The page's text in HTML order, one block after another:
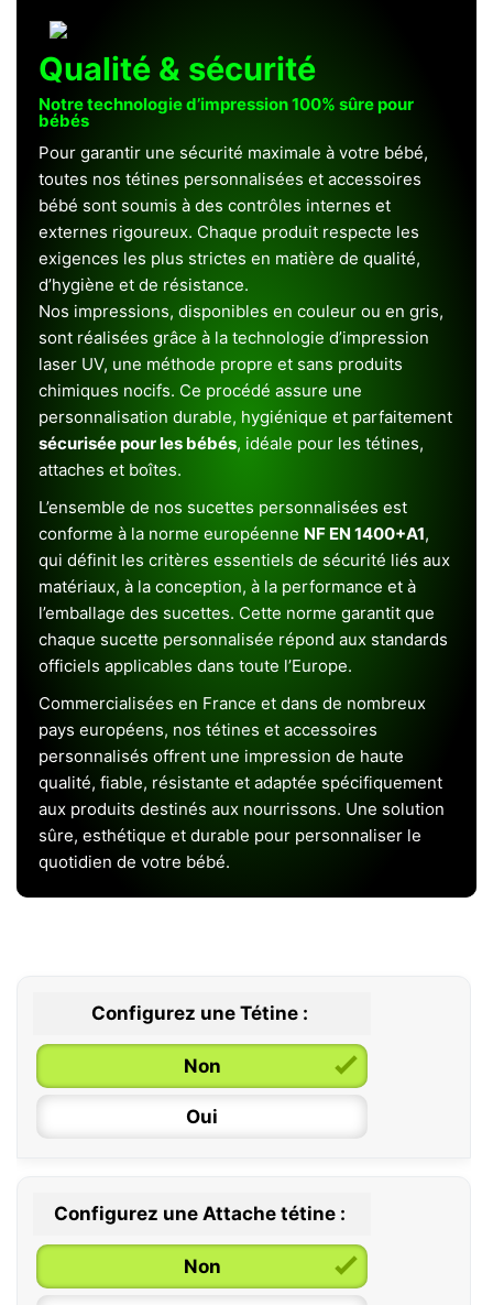
Qualité & sécurité
Notre technologie d’impression 100% sûre pour
bébés
Pour garantir une sécurité maximale à votre bébé,
toutes nos tétines personnalisées et accessoires
bébé sont soumis à des contrôles internes et
externes rigoureux. Chaque produit respecte les
exigences les plus strictes en matière de qualité,
d’hygiène et de résistance.
Nos impressions, disponibles en couleur ou en gris,
sont réalisées grâce à la technologie d’impression
laser UV, une méthode propre et sans produits
chimiques nocifs. Ce procédé assure une
personnalisation durable, hygiénique et parfaitement
sécurisée pour les bébés, idéale pour les tétines,
attaches et boîtes.
L’ensemble de nos sucettes personnalisées est
conforme à la norme européenne NF EN 1400+A1,
qui définit les critères essentiels de sécurité liés aux
matériaux, à la conception, à la performance et à
l’emballage des sucettes. Cette norme garantit que
chaque sucette personnalisée répond aux standards
officiels applicables dans toute l’Europe.
Commercialisées en France et dans de nombreux
pays européens, nos tétines et accessoires
personnalisés offrent une impression de haute
qualité, fiable, résistante et adaptée spécifiquement
aux produits destinés aux nourrissons. Une solution
sûre, esthétique et durable pour personnaliser le
quotidien de votre bébé.
Configurez une Tétine :
Non
Oui
0 / 6 mois
6 / 36 mois
Configurez une Attache tétine :
Non